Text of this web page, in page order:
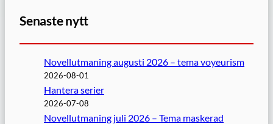
Senaste nytt
Novellutmaning augusti 2026 – tema voyeurism
2026-08-01
Hantera serier
2026-07-08
Novellutmaning juli 2026 – Tema maskerad